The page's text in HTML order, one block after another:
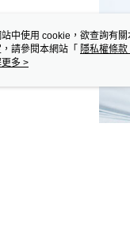
中使用 cookie，欲查詢有
請參閱本網站「 隱私權條款
cookie。
更多 >